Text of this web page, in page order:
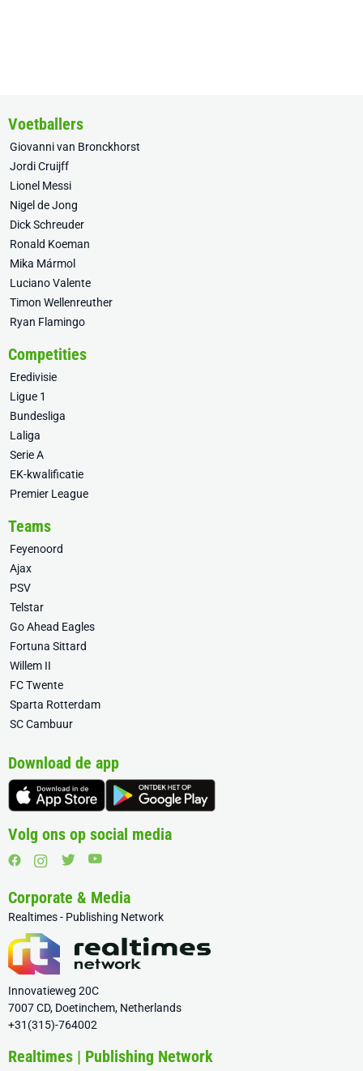
Voetballers
Giovanni van Bronckhorst
Jordi Cruijff
Lionel Messi
Nigel de Jong
Dick Schreuder
Ronald Koeman
Mika Mármol
Luciano Valente
Timon Wellenreuther
Ryan Flamingo
Competities
Eredivisie
Ligue 1
Bundesliga
Laliga
Serie A
EK-kwalificatie
Premier League
Teams
Feyenoord
Ajax
PSV
Telstar
Go Ahead Eagles
Fortuna Sittard
Willem II
FC Twente
Sparta Rotterdam
SC Cambuur
Download de app
Volg ons op social media
Corporate & Media
Realtimes - Publishing Network
Innovatieweg 20C
7007 CD, Doetinchem, Netherlands
+31(315)-764002
Realtimes | Publishing Network